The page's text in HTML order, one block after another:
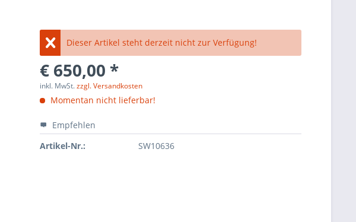
Dieser Artikel steht derzeit nicht zur Verfügung!
€ 650,00 *
inkl. MwSt.zzgl. Versandkosten
Momentan nicht lieferbar!
Empfehlen
Artikel-Nr.:
SW10636